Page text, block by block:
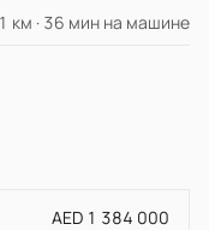
км · 36 мин на машине
AED 1 384 000